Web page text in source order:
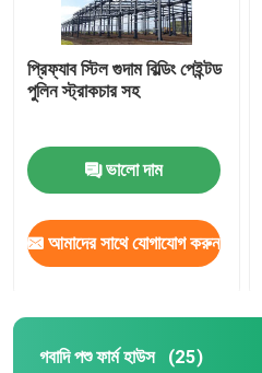
প্রিফ্যাব স্টিল গুদাম বিল্ডিং পেইন্টড
পুলিন স্ট্রাকচার সহ
ভালো দাম
আমাদের সাথে যোগাযোগ করুন
গবাদি পশু ফার্ম হাউস (25)